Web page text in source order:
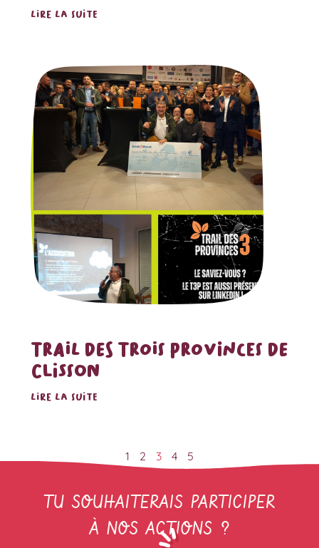
LIRE LA SUITE
TRAIL DES TROIS PROVINCES DE
CLISSON
LIRE LA SUITE
1 2 3 4 5
TU SOUHAITERAIS PARTICIPER
À NOS ACTIONS ?